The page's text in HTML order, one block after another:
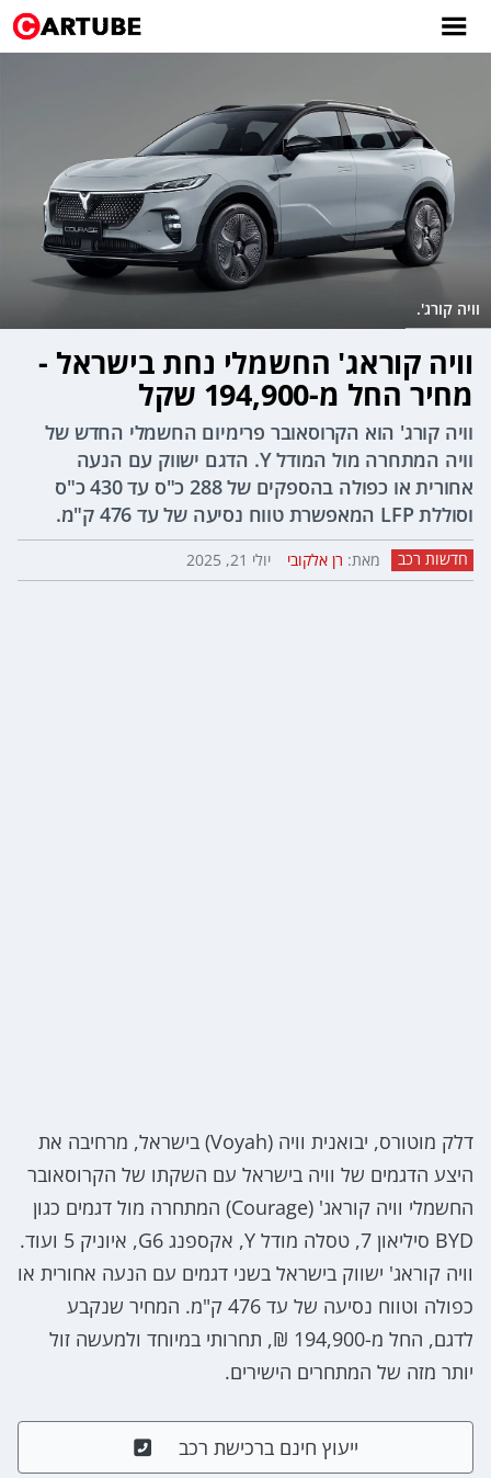
וויה קורג'.
וויה קוראג' החשמלי נחת בישראל -
מחיר החל מ-194,900 שקל
וויה קורג' הוא הקרוסאובר פרימיום החשמלי החדש של
וויה המתחרה מול המודל Y. הדגם ישווק עם הנעה
אחורית או כפולה בהספקים של 288 כ"ס עד 430 כ"ס
וסוללת LFP המאפשרת טווח נסיעה של עד 476 ק"מ.
חדשות רכב מאת: רן אלקובי יולי 21, 2025
דלק מוטורס, יבואנית וויה (Voyah) בישראל, מרחיבה את
היצע הדגמים של וויה בישראל עם השקתו של הקרוסאובר
החשמלי וויה קוראג' (Courage) המתחרה מול דגמים כגון
BYD סיליאון 7, טסלה מודל Y, אקספנג G6, איוניק 5 ועוד.
וויה קוראג' ישווק בישראל בשני דגמים עם הנעה אחורית או
כפולה וטווח נסיעה של עד 476 ק"מ. המחיר שנקבע
לדגם, החל מ-194,900 ₪, תחרותי במיוחד ולמעשה זול
יותר מזה של המתחרים הישירים.
ייעוץ חינם ברכישת רכב